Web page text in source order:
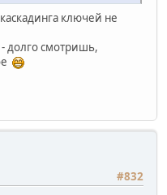
ключей не
долго смотришь,
#832